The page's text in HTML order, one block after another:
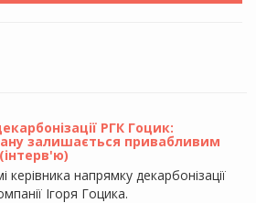
РГК Гоцик:
залишається привабливим
напрямку декарбонізації
Ігоря Гоцика.